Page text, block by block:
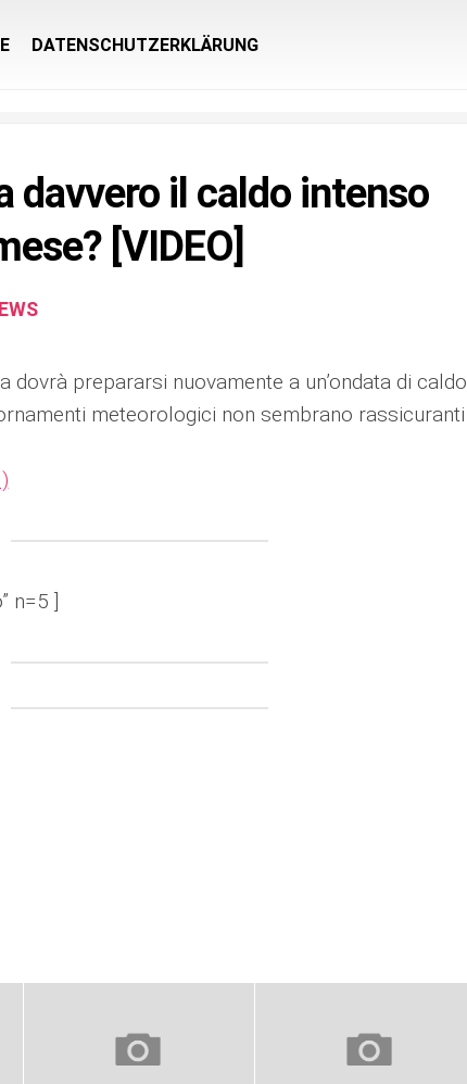
DATENSCHUTZERKLÄRUNG
davvero il caldo intenso
[VIDEO]
dovrà prepararsi nuovamente a un’ondata di caldo
meteorologici non sembrano rassicuranti
n=5 ]